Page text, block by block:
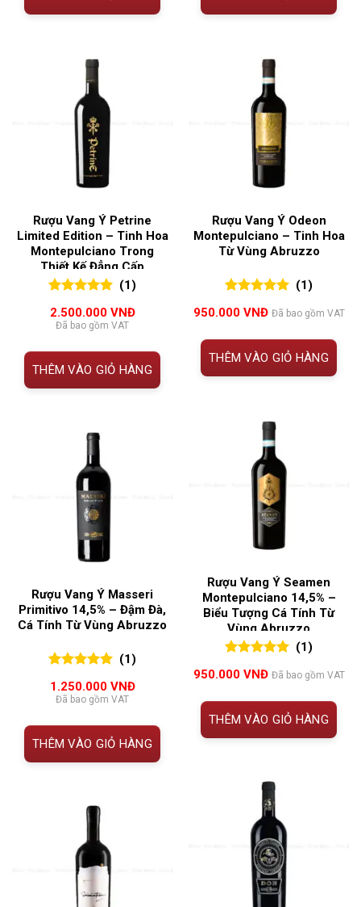
Rượu Vang Ý Petrine
Limited Edition – Tinh Hoa
Montepulciano Trong
Thiết Kế Đẳng Cấp
đánh giá
(1)
2.500.000 VNĐ
Đã bao gồm VAT
THÊM VÀO GIỎ HÀNG
Rượu Vang Ý Odeon
Montepulciano – Tinh Hoa
Từ Vùng Abruzzo
đánh giá
(1)
950.000 VNĐ Đã bao gồm VAT
THÊM VÀO GIỎ HÀNG
Rượu Vang Ý Seamen
Montepulciano 14,5% –
Biểu Tượng Cá Tính Từ
Vùng Abruzzo
đánh giá
(1)
950.000 VNĐ Đã bao gồm VAT
THÊM VÀO GIỎ HÀNG
Rượu Vang Ý Masseri
Primitivo 14,5% – Đậm Đà,
Cá Tính Từ Vùng Abruzzo
đánh giá
(1)
1.250.000 VNĐ
Đã bao gồm VAT
THÊM VÀO GIỎ HÀNG